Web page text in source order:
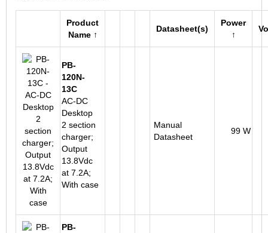
Product
Name ↑
Datasheet(s)
Power
↑
PB-
120N-
13C
AC-DC
Desktop
2 section
charger;
Output
13.8Vdc
at 7.2A;
With case
Manual
Datasheet
99 W
PB-